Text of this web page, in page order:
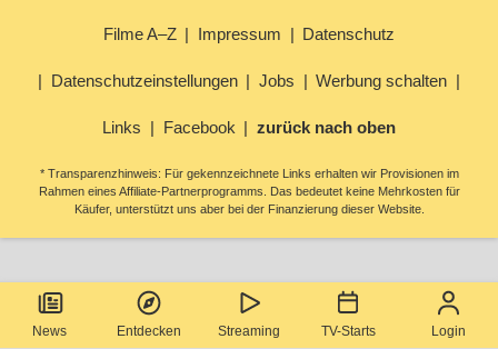
News Entdecken Streaming TV-Starts Login
Filme A–Z Impressum Datenschutz
Datenschutzeinstellungen Jobs Werbung schalten
Links Facebook zurück nach oben
* Transparenzhinweis: Für gekennzeichnete Links erhalten wir Provisionen im
Rahmen eines Affiliate-Partnerprogramms. Das bedeutet keine Mehrkosten für
Käufer, unterstützt uns aber bei der Finanzierung dieser Website.